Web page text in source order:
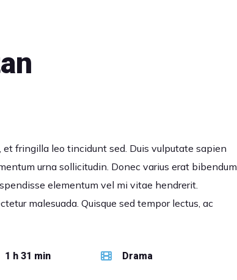
fringilla leo tincidunt sed. Duis vulputate sapien
urna sollicitudin. Donec varius erat bibendum
elementum vel mi vitae hendrerit.
malesuada. Quisque sed tempor lectus, ac
1 h 31 min Drama